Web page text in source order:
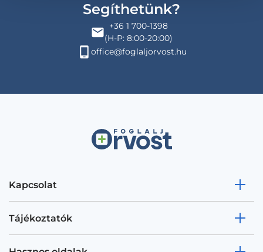
Segíthetünk?
+36 1 700-1398
(H-P: 8:00-20:00)
office@foglaljorvost.hu
Kapcsolat
Tájékoztatók